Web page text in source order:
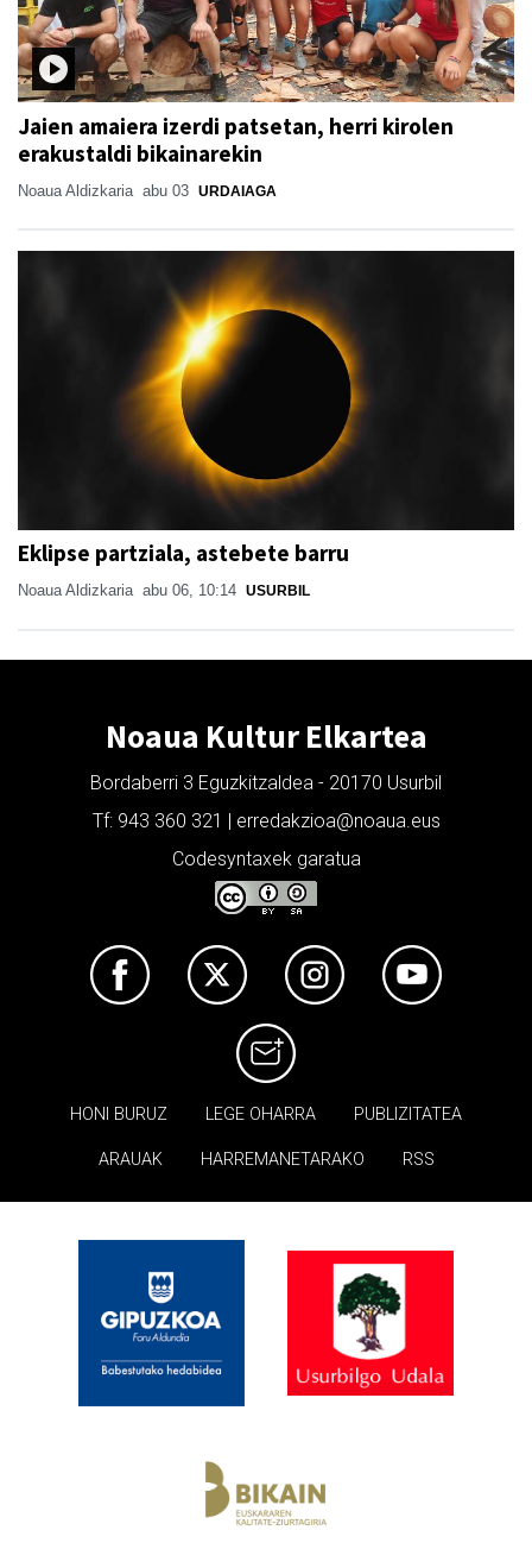
Jaien amaiera izerdi patsetan, herri kirolen
erakustaldi bikainarekin
Noaua Aldizkaria abu 03 URDAIAGA
Eklipse partziala, astebete barru
Noaua Aldizkaria abu 06, 10:14 USURBIL
Noaua Kultur Elkartea
Bordaberri 3 Eguzkitzaldea - 20170 Usurbil
Tf: 943 360 321 | erredakzioa@noaua.eus
Codesyntaxek garatua
HONI BURUZ LEGE OHARRA PUBLIZITATEA
ARAUAK HARREMANETARAKO RSS